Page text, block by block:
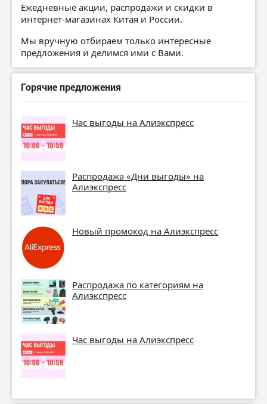
Ежедневные акции, распродажи и скидки в
интернет-магазинах Китая и России.
Мы вручную отбираем только интересные
предложения и делимся ими с Вами.
Горячие предложения
Час выгоды на Алиэкспресс
Распродажа «Дни выгоды» на
Алиэкспресс
Новый промокод на Алиэкспресс
Распродажа по категориям на
Алиэкспресс
Час выгоды на Алиэкспресс